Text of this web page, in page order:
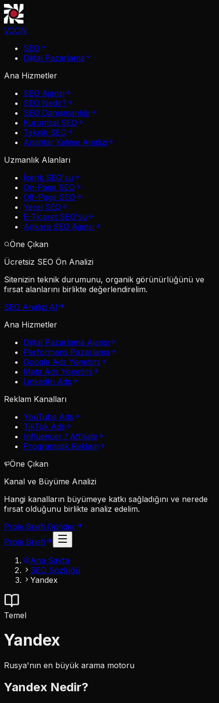
VOON
SEO
Dijital Pazarlama
Ana Hizmetler
SEO Ajansı
SEO Nedir?
SEO Danışmanlığı
Kurumsal SEO
Teknik SEO
Anahtar Kelime Analizi
Uzmanlık Alanları
İçerik SEO'su
On-Page SEO
Off-Page SEO
Yerel SEO
E-Ticaret SEO'su
Ankara SEO Ajansı
Öne Çıkan
Ücretsiz SEO Ön Analizi
Sitenizin teknik durumunu, organik görünürlüğünü ve
fırsat alanlarını birlikte değerlendirelim.
SEO Analizi Al
Ana Hizmetler
Dijital Pazarlama Ajansı
Performans Pazarlama
Google Ads Yönetimi
Meta Ads Yönetimi
LinkedIn Ads
Reklam Kanalları
YouTube Ads
TikTok Ads
Influencer / Affiliate
Programatik Reklam
Öne Çıkan
Kanal ve Büyüme Analizi
Hangi kanalların büyümeye katkı sağladığını ve nerede
fırsat olduğunu birlikte analiz edelim.
Proje Briefi Gönder
Proje Briefi
Ana Sayfa
SEO Sözlüğü
Yandex
Temel
Yandex
Rusya'nın en büyük arama motoru
Yandex Nedir?